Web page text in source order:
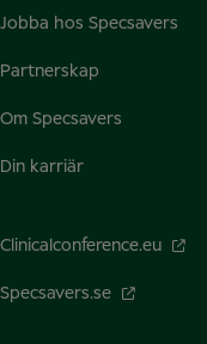
Jobba hos Specsavers
Partnerskap
Om Specsavers
Din karriär
Clinicalconference.eu
Specsavers.se